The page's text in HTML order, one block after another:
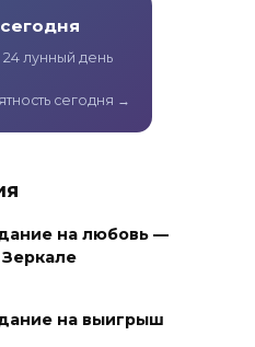
лунный день
сегодня →
на любовь —
Зеркале
на выигрыш